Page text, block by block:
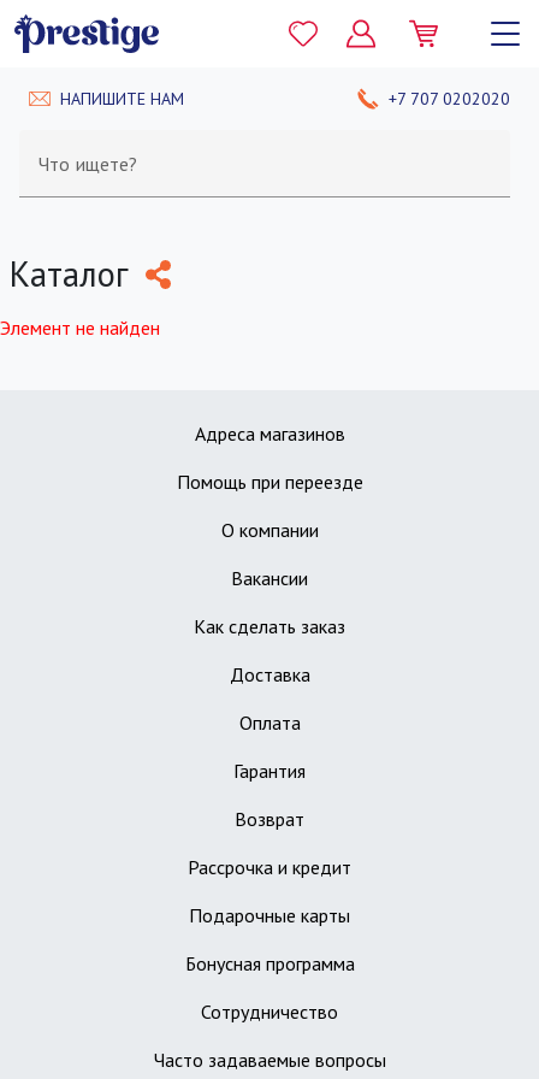
НАПИШИТЕ НАМ +7 707 0202020
Что ищете?
Каталог
Элемент не найден
Адреса магазинов
Помощь при переезде
О компании
Вакансии
Как сделать заказ
Доставка
Оплата
Гарантия
Возврат
Рассрочка и кредит
Подарочные карты
Бонусная программа
Сотрудничество
Часто задаваемые вопросы